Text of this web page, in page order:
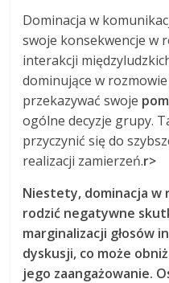
Dominacja w
swoje konsekwencje w
interakcji
dominujące w
przekazywać swoje
ogólne decyzje grupy.
przyczynić się do
realizacji zamierzeń.r>
Niestety, dominacja w
rodzić negatywne
marginalizacji głosów
dyskusji, co może
jego zaangażowanie.